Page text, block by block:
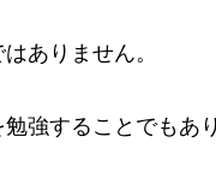
ありません。
強することでもあ